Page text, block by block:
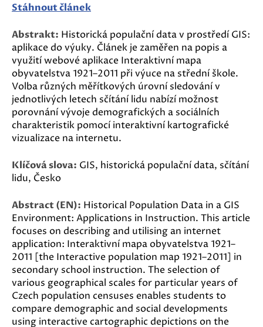
Stáhnout článek
Abstrakt: Historická populační data v prostředí GIS:
aplikace do výuky. Článek je zaměřen na popis a
využití webové aplikace Interaktivní mapa
obyvatelstva 1921–2011 při výuce na střední škole.
Volba různých měřítkových úrovní sledování v
jednotlivých letech sčítání lidu nabízí možnost
porovnání vývoje demografických a sociálních
charakteristik pomocí interaktivní kartografické
vizualizace na internetu.
Klíčová slova: GIS, historická populační data, sčítání
lidu, Česko
Abstract (EN): Historical Population Data in a GIS
Environment: Applications in Instruction. This article
focuses on describing and utilising an internet
application: Interaktivní mapa obyvatelstva 1921–
2011 [the Interactive population map 1921–2011] in
secondary school instruction. The selection of
various geographical scales for particular years of
Czech population censuses enables students to
compare demographic and social developments
using interactive cartographic depictions on the